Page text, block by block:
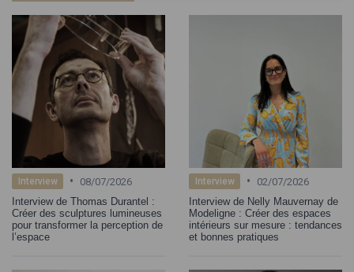
Interview •
08/07/2026
Interview de Thomas Durantel :
Créer des sculptures lumineuses
pour transformer la perception de
l’espace
Interview •
02/07/2026
Interview de Nelly Mauvernay de
Modeligne : Créer des espaces
intérieurs sur mesure : tendances
et bonnes pratiques